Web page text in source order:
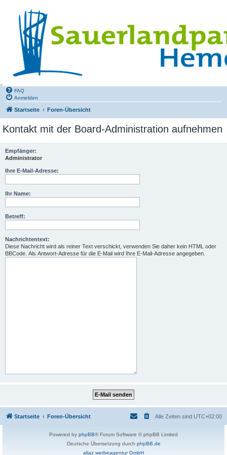
FAQ
Anmelden
Startseite Foren-Übersicht
Kontakt mit der Board-Administration aufnehmen
Empfänger:
Administrator
Ihre E-Mail-Adresse:
Ihr Name:
Betreff:
Nachrichtentext:
Diese Nachricht wird als reiner Text verschickt, verwenden Sie daher kein HTML oder
BBCode. Als Antwort-Adresse für die E-Mail wird Ihre E-Mail-Adresse angegeben.
Startseite Foren-Übersicht Alle Zeiten sind UTC+02:00
Powered by phpBB® Forum Software © phpBB Limited
Deutsche Übersetzung durch phpBB.de
aliaz werbeagentur GmbH